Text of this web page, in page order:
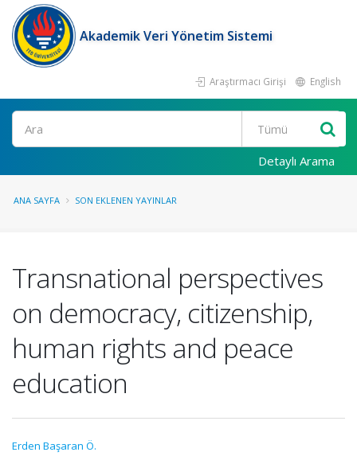
Akademik Veri Yönetim Sistemi
Araştırmacı Girişi English
Ara
Detaylı Arama
ANA SAYFA SON EKLENEN YAYINLAR
Transnational perspectives
on democracy, citizenship,
human rights and peace
education
Erden Başaran Ö.